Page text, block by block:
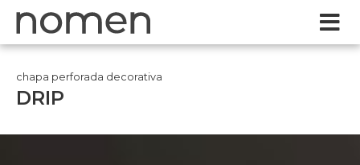
DRIP
chapa perforada decorativa